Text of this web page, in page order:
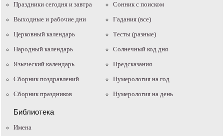
Праздники сегодня и завтра
Выходные и рабочие дни
Церковный календарь
Народный календарь
Языческий календарь
Сборник поздравлений
Сборник праздников
Cонник с поиском
Гадания (все)
Тесты (разные)
Солнечный код дня
Предсказания
Нумерология на год
Нумерология на день
Библиотека
Имена